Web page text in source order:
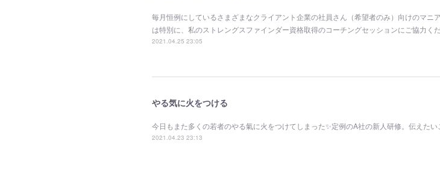
毎月恒例にしているさまざまなクライアント企業の社員さん（希望者のみ）向けのマニ
は特別に、私のストレングスファインダー資格取得のコーチングセッションにご協力く
2021.04.25 23:05
やる気に火をつける
今日もまた多くの若者のやる氣に火をつけてしまった✨定例のA社の新人研修。伝えた
2021.04.23 23:13